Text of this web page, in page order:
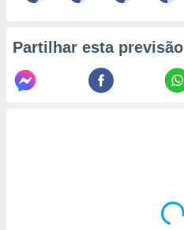
Partilhar esta previsão